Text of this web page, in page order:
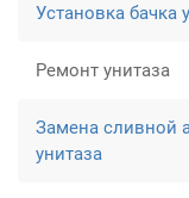
Установка бачка
Ремонт унитаза
Замена сливной
унитаза